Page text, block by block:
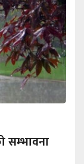
सम्भावना